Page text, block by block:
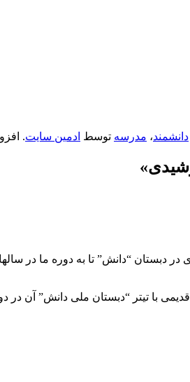
دانشمند، مدرسه توسط ادمین سایت.
»
آن در دوره ما در سالهای ۱۳۴۰ را در نزدیکی‌